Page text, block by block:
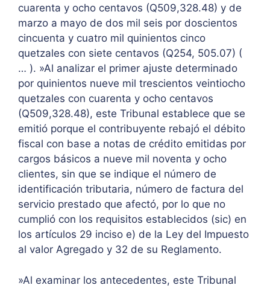
cuarenta y ocho centavos (Q509,328.48) y de
marzo a mayo de dos mil seis por doscientos
cincuenta y cuatro mil quinientos cinco
quetzales con siete centavos (Q254, 505.07) (
… ). »Al analizar el primer ajuste determinado
por quinientos nueve mil trescientos veintiocho
quetzales con cuarenta y ocho centavos
(Q509,328.48), este Tribunal establece que se
emitió porque el contribuyente rebajó el débito
fiscal con base a notas de crédito emitidas por
cargos básicos a nueve mil noventa y ocho
clientes, sin que se indique el número de
identificación tributaria, número de factura del
servicio prestado que afectó, por lo que no
cumplió con los requisitos establecidos (sic) en
los artículos 29 inciso e) de la Ley del Impuesto
al valor Agregado y 32 de su Reglamento.
»Al examinar los antecedentes, este Tribunal